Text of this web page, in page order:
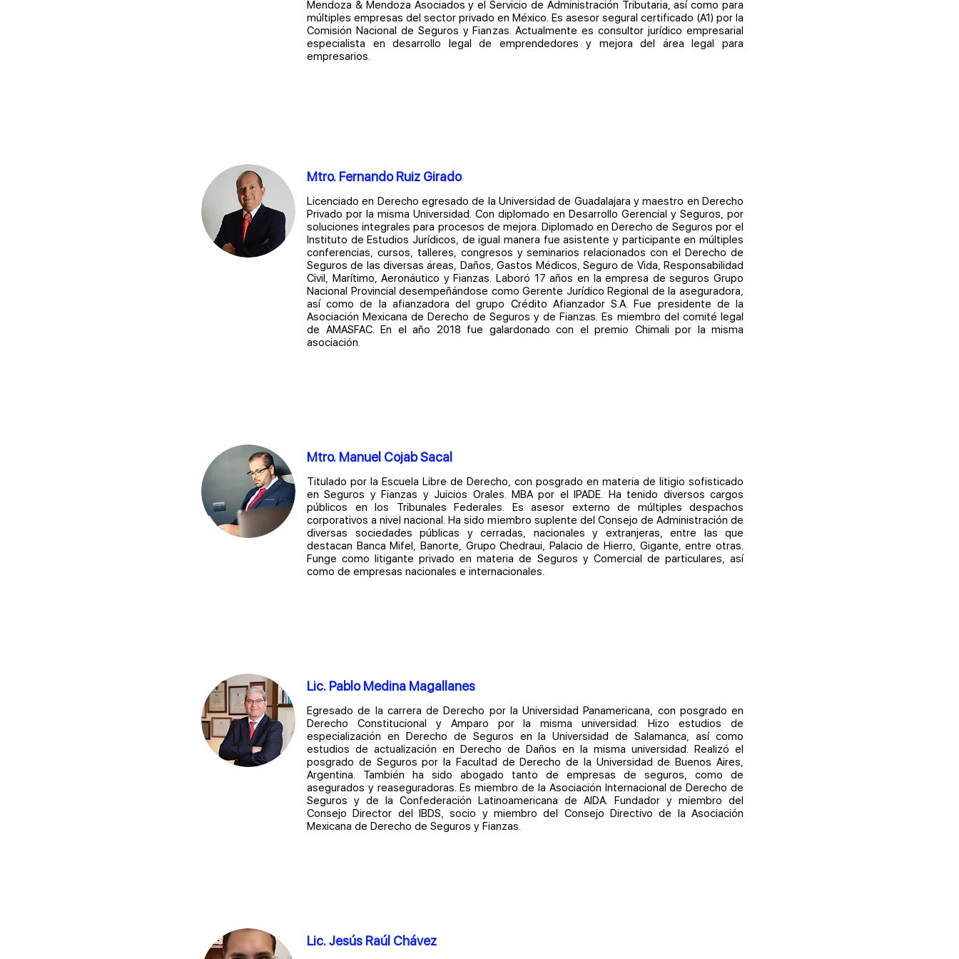
Mendoza & Mendoza Asociados y el Servicio de Administración Tributaria, así como para
múltiples empresas del sector privado en México. Es asesor segural certificado (A1) por la
Comisión Nacional de Seguros y Fianzas. Actualmente es consultor jurídico empresarial
especialista en desarrollo legal de emprendedores y mejora del área legal para
empresarios.
Mtro. Fernando Ruiz Girado
Licenciado en Derecho egresado de la Universidad de Guadalajara y maestro en Derecho
Privado por la misma Universidad. Con diplomado en Desarrollo Gerencial y Seguros, por
soluciones integrales para procesos de mejora. Diplomado en Derecho de Seguros por el
Instituto de Estudios Jurídicos, de igual manera fue asistente y participante en múltiples
conferencias, cursos, talleres, congresos y seminarios relacionados con el Derecho de
Seguros de las diversas áreas, Daños, Gastos Médicos, Seguro de Vida, Responsabilidad
Civil, Marítimo, Aeronáutico y Fianzas. Laboró 17 años en la empresa de seguros Grupo
Nacional Provincial desempeñándose como Gerente Jurídico Regional de la aseguradora,
así como de la afianzadora del grupo Crédito Afianzador S.A. Fue presidente de la
Asociación Mexicana de Derecho de Seguros y de Fianzas. Es miembro del comité legal
de AMASFAC. En el año 2018 fue galardonado con el premio Chimali por la misma
asociación.
Mtro. Manuel Cojab Sacal
Titulado por la Escuela Libre de Derecho, con posgrado en materia de litigio sofisticado
en Seguros y Fianzas y Juicios Orales. MBA por el IPADE. Ha tenido diversos cargos
públicos en los Tribunales Federales. Es asesor externo de múltiples despachos
corporativos a nivel nacional. Ha sido miembro suplente del Consejo de Administración de
diversas sociedades públicas y cerradas, nacionales y extranjeras, entre las que
destacan Banca Mifel, Banorte, Grupo Chedraui, Palacio de Hierro, Gigante, entre otras.
Funge como litigante privado en materia de Seguros y Comercial de particulares, así
como de empresas nacionales e internacionales.
Lic. Pablo Medina Magallanes
Egresado de la carrera de Derecho por la Universidad Panamericana, con posgrado en
Derecho Constitucional y Amparo por la misma universidad. Hizo estudios de
especialización en Derecho de Seguros en la Universidad de Salamanca, así como
estudios de actualización en Derecho de Daños en la misma universidad. Realizó el
posgrado de Seguros por la Facultad de Derecho de la Universidad de Buenos Aires,
Argentina. También ha sido abogado tanto de empresas de seguros, como de
asegurados y reaseguradoras. Es miembro de la Asociación Internacional de Derecho de
Seguros y de la Confederación Latinoamericana de AIDA. Fundador y miembro del
Consejo Director del IBDS, socio y miembro del Consejo Directivo de la Asociación
Mexicana de Derecho de Seguros y Fianzas.
Lic. Jesús Raúl Chávez